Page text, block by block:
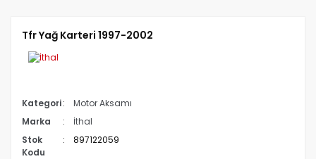
Tfr Yağ Karteri 1997-2002
Kategori
Motor Aksamı
Marka
İthal
Stok
Kodu
897122059